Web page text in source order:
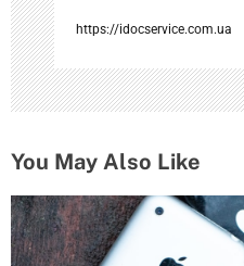
м
https://idocservice.com.ua
You May Also Like